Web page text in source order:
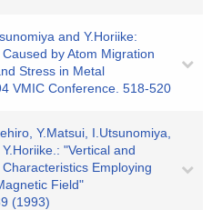
and Y.Horiike:
by Atom Migration
Stress in Metal
VMIC Conference. 518-520
Y.Matsui, I.Utsunomiya,
"Vertical and
Employing
Field"
(1993)